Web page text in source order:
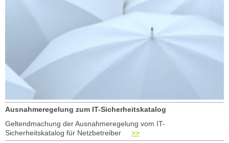
Ausnahmeregelung zum IT-Sicherheitskatalog
Geltendmachung der Ausnahmeregelung vom IT-
Sicherheitskatalog für Netzbetreiber >>